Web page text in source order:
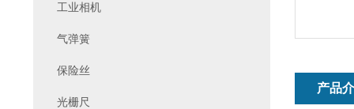
产品
工业相机
气弹簧
保险丝
光栅尺